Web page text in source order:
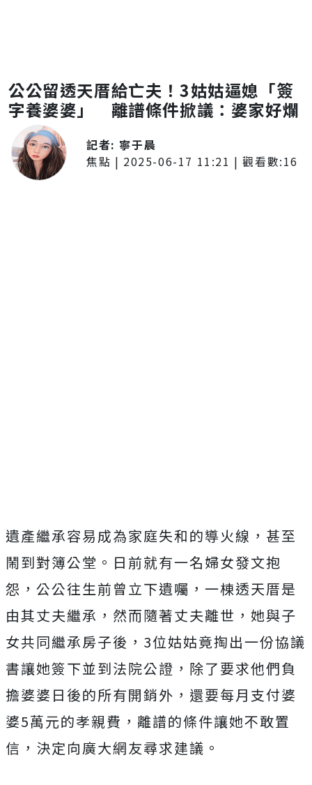
公公留透天厝給亡夫！3姑姑逼媳「簽
字養婆婆」 離譜條件掀議：婆家好爛
記者: 寧于晨
焦點 | 2025-06-17 11:21 | 觀看數:16
遺產繼承容易成為家庭失和的導火線，甚至
鬧到對簿公堂。日前就有一名婦女發文抱
怨，公公往生前曾立下遺囑，一棟透天厝是
由其丈夫繼承，然而隨著丈夫離世，她與子
女共同繼承房子後，3位姑姑竟掏出一份協議
書讓她簽下並到法院公證，除了要求他們負
擔婆婆日後的所有開銷外，還要每月支付婆
婆5萬元的孝親費，離譜的條件讓她不敢置
信，決定向廣大網友尋求建議。